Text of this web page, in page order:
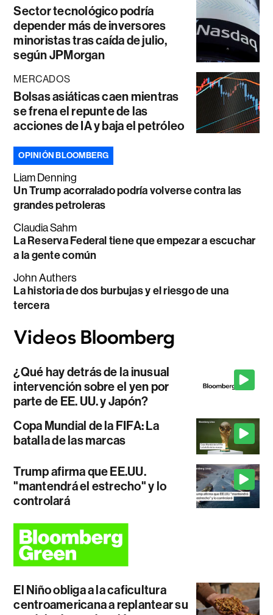
Sector tecnológico podría
depender más de inversores
minoristas tras caída de julio,
según JPMorgan
MERCADOS
Bolsas asiáticas caen mientras
se frena el repunte de las
acciones de IA y baja el petróleo
OPINIÓN BLOOMBERG
Liam Denning
Un Trump acorralado podría volverse contra las
grandes petroleras
Claudia Sahm
La Reserva Federal tiene que empezar a escuchar
a la gente común
John Authers
La historia de dos burbujas y el riesgo de una
tercera
¿Qué hay detrás de la inusual
intervención sobre el yen por
parte de EE. UU. y Japón?
Copa Mundial de la FIFA: La
batalla de las marcas
Trump afirma que EE.UU.
"mantendrá el estrecho" y lo
controlará
El Niño obliga a la caficultura
centroamericana a replantear su